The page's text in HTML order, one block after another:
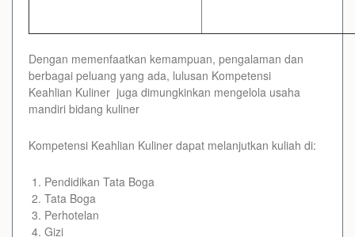
Dengan memenfaatkan kemampuan, pengalaman dan
berbagai peluang yang ada, lulusan Kompetensi
Keahlian Kuliner juga dimungkinkan mengelola usaha
mandiri bidang kuliner
Kompetensi Keahlian Kuliner dapat melanjutkan kuliah di:
Pendidikan Tata Boga
Tata Boga
Perhotelan
Gizi